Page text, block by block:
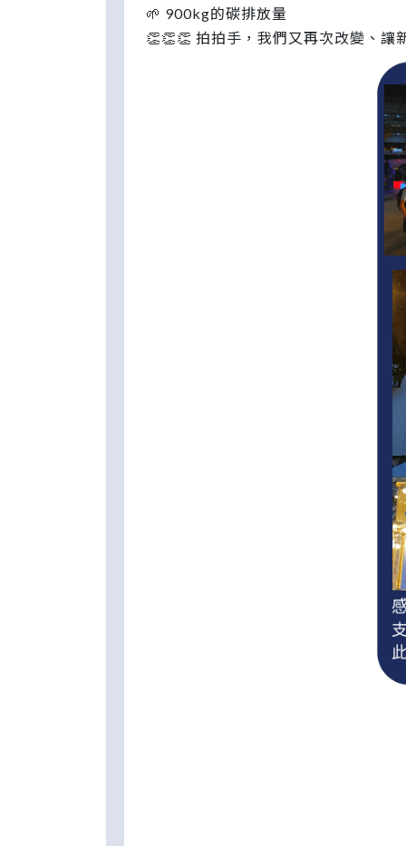
🌱 900kg的碳排放量
👏👏👏 拍拍手，我們又再次改變、讓